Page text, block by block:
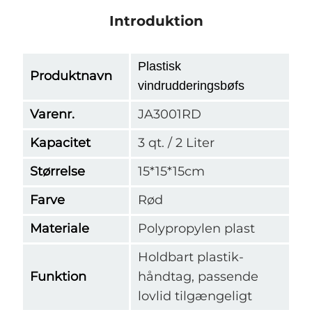
Introduktion
Produktnavn
Plastisk
vindrudderingsbøfs
Varenr.
JA3001RD
Kapacitet
3 qt. / 2 Liter
Størrelse
15*15*15cm
Farve
Rød
Materiale
Polypropylen plast
Funktion
Holdbart plastik-
håndtag, passende
lovlid tilgængeligt